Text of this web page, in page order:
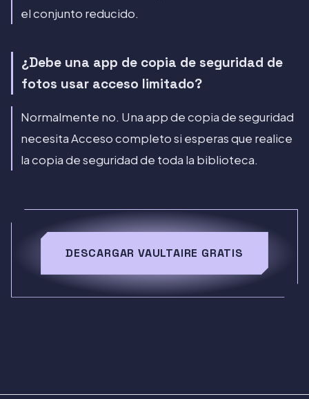
el conjunto reducido.
¿Debe una app de copia de seguridad de
fotos usar acceso limitado?
Normalmente no. Una app de copia de seguridad
necesita Acceso completo si esperas que realice
la copia de seguridad de toda la biblioteca.
DESCARGAR VAULTAIRE GRATIS